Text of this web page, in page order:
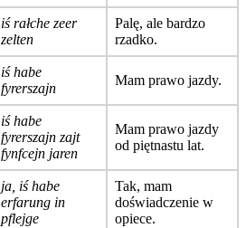
iś rałche zeer
zelten
Palę, ale bardzo
rzadko.
iś habe
fyrerszajn
Mam prawo jazdy.
iś habe
fyrerszajn zajt
fynfcejn jaren
Mam prawo jazdy
od piętnastu lat.
ja, iś habe
erfarung in
pflejge
Tak, mam
doświadczenie w
opiece.